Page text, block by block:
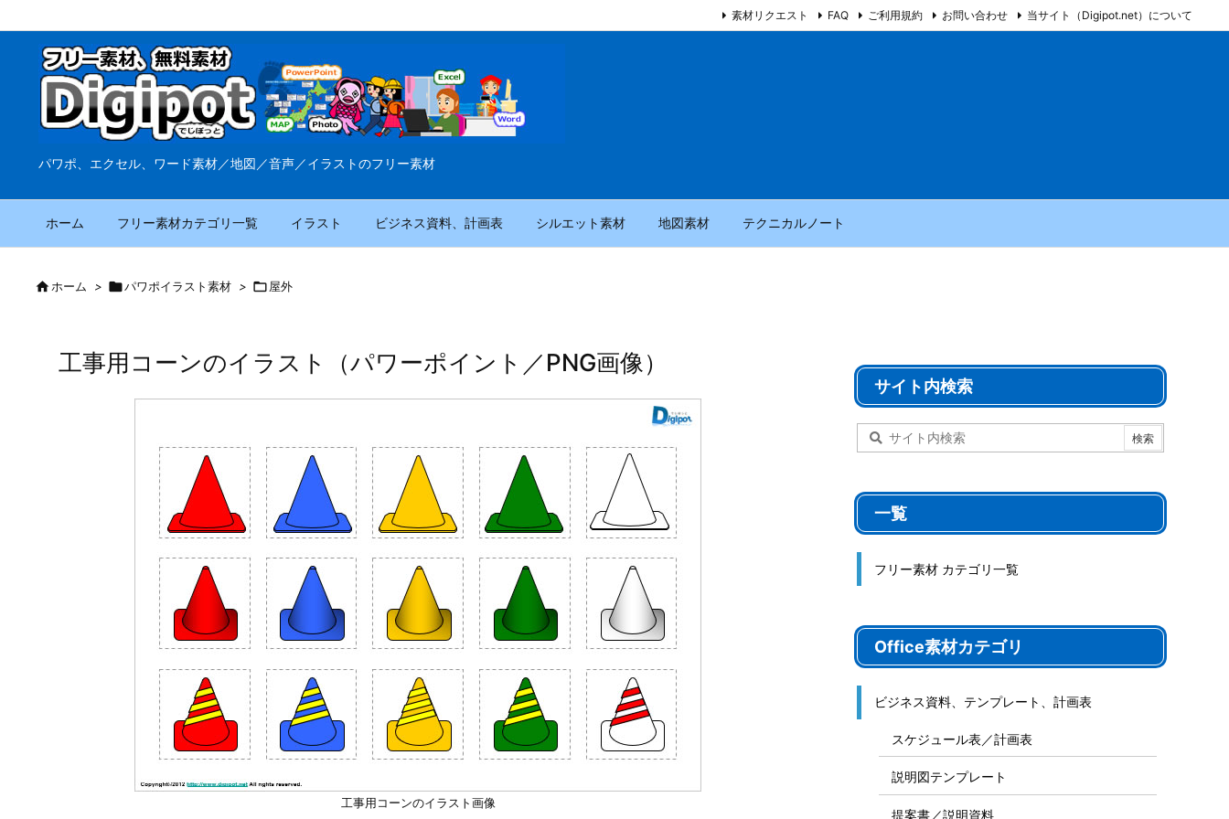
パワポ、エクセル、ワード素材／地図／音声／イラストのフリー素材
ホーム フリー素材カテゴリ一覧 イラスト ビジネス資料、計画表 シルエット素材 地図素材 テクニカルノート
素材リクエスト FAQ ご利用規約 お問い合わせ 当サイト（Digipot.net）について
ホーム > パワポイラスト素材 > 屋外
工事用コーンのイラスト（パワーポイント／PNG画像）
工事用コーンのイラスト画像
サイト内検索
一覧
フリー素材 カテゴリ一覧
Office素材カテゴリ
ビジネス資料、テンプレート、計画表
スケジュール表／計画表
説明図テンプレート
提案書／説明資料